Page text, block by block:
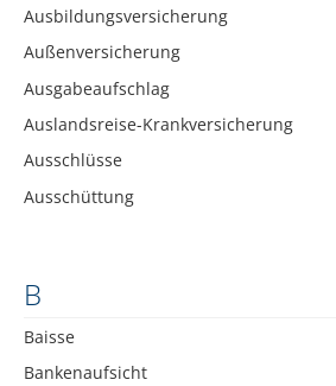
Ausbildungsversicherung
Außenversicherung
Ausgabeaufschlag
Auslandsreise-Krankversicherung
Ausschlüsse
Ausschüttung
B
Baisse
Bankenaufsicht